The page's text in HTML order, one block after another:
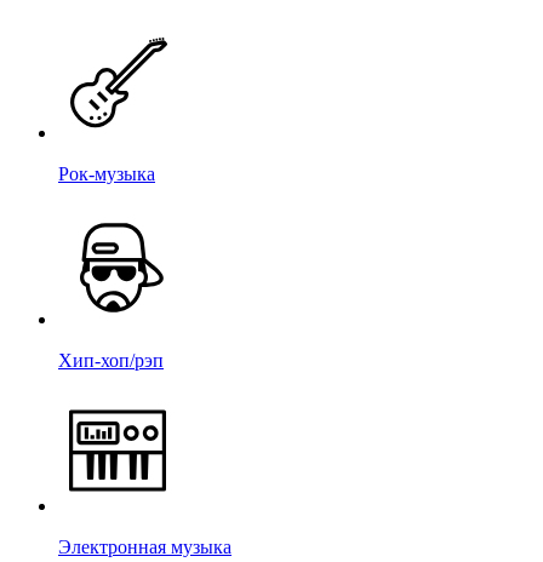
Рок-музыка
Хип-хоп/рэп
Электронная музыка